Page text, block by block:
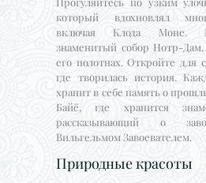
который вдохновлял
включая Клода Моне.
знаменитый собор Нотр-Дам,
его полотнах. Откройте для
где творилась история.
хранит в себе память о
Байё, где хранится
рассказывающий о
Вильгельмом Завоевателем.
Природные красоты